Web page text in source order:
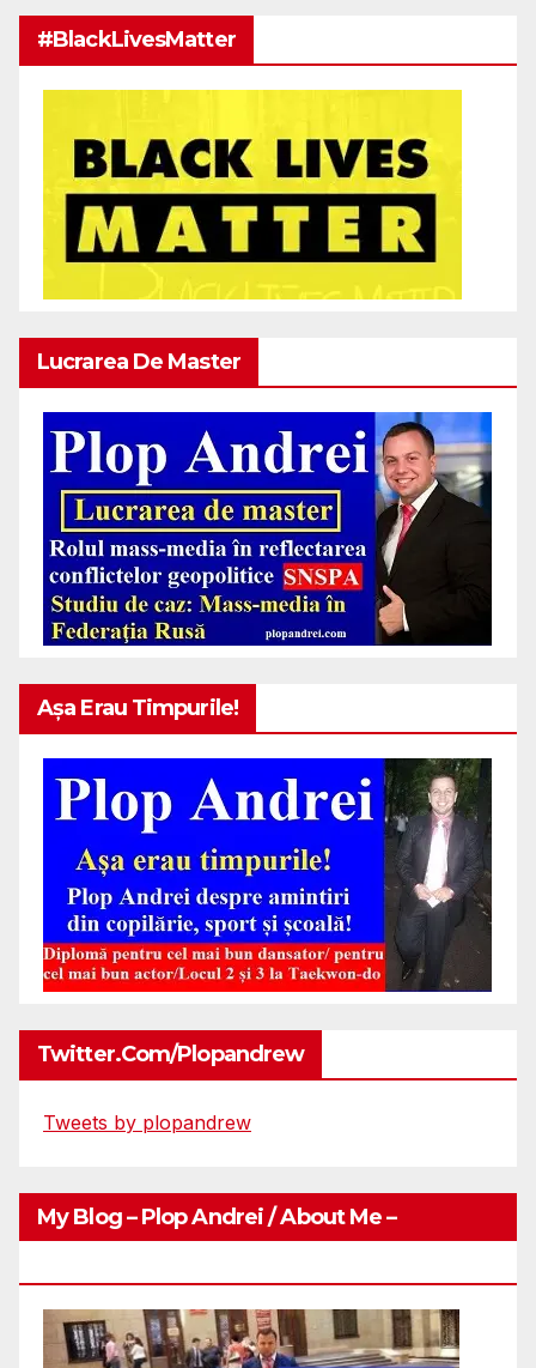
#BlackLivesMatter
Lucrarea De Master
Așa Erau Timpurile!
Twitter.com/plopandrew
Tweets by plopandrew
My Blog – Plop Andrei / About Me –